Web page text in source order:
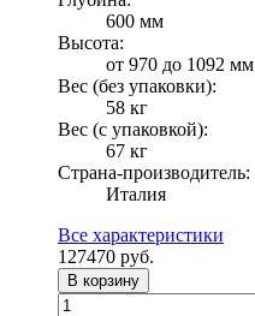
600 мм
Высота:
от 970 до 1092 мм
Вес (без упаковки):
58 кг
Вес (с упаковкой):
67 кг
Страна-производитель:
Италия
Все характеристики
127470 руб.
В корзину